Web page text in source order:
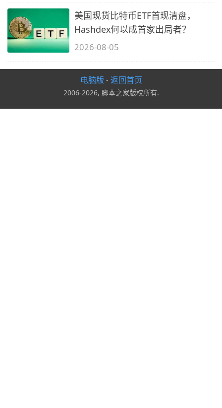
美国现货比特币ETF首现清盘，
Hashdex何以成首家出局者？
2026-08-05
电脑版 - 返回首页
2006-2026, 脚本之家版权所有.